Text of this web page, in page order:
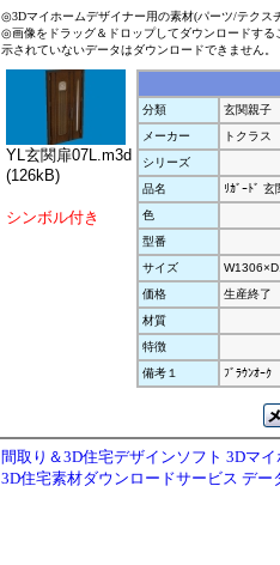
◎3Dマイホームデザイナー用の素材(パーツ/テクス
◎画像をドラッグ＆ドロップしてダウンロードす
示されていないデータはダウンロードできません。
YL玄関扉07L.m3d
(126kB)
シンボル付き
分類
玄関親子
メーカー
トクラス
シリーズ
品名
ﾘｶﾞｰﾄﾞ 玄
色
型番
サイズ
価格
生産終了
材質
特徴
備考１
ﾌﾞﾗｳﾝｵｰｸ
間取り＆3D住宅デザインソフト 3Dマ
3D住宅素材ダウンロードサービス デー